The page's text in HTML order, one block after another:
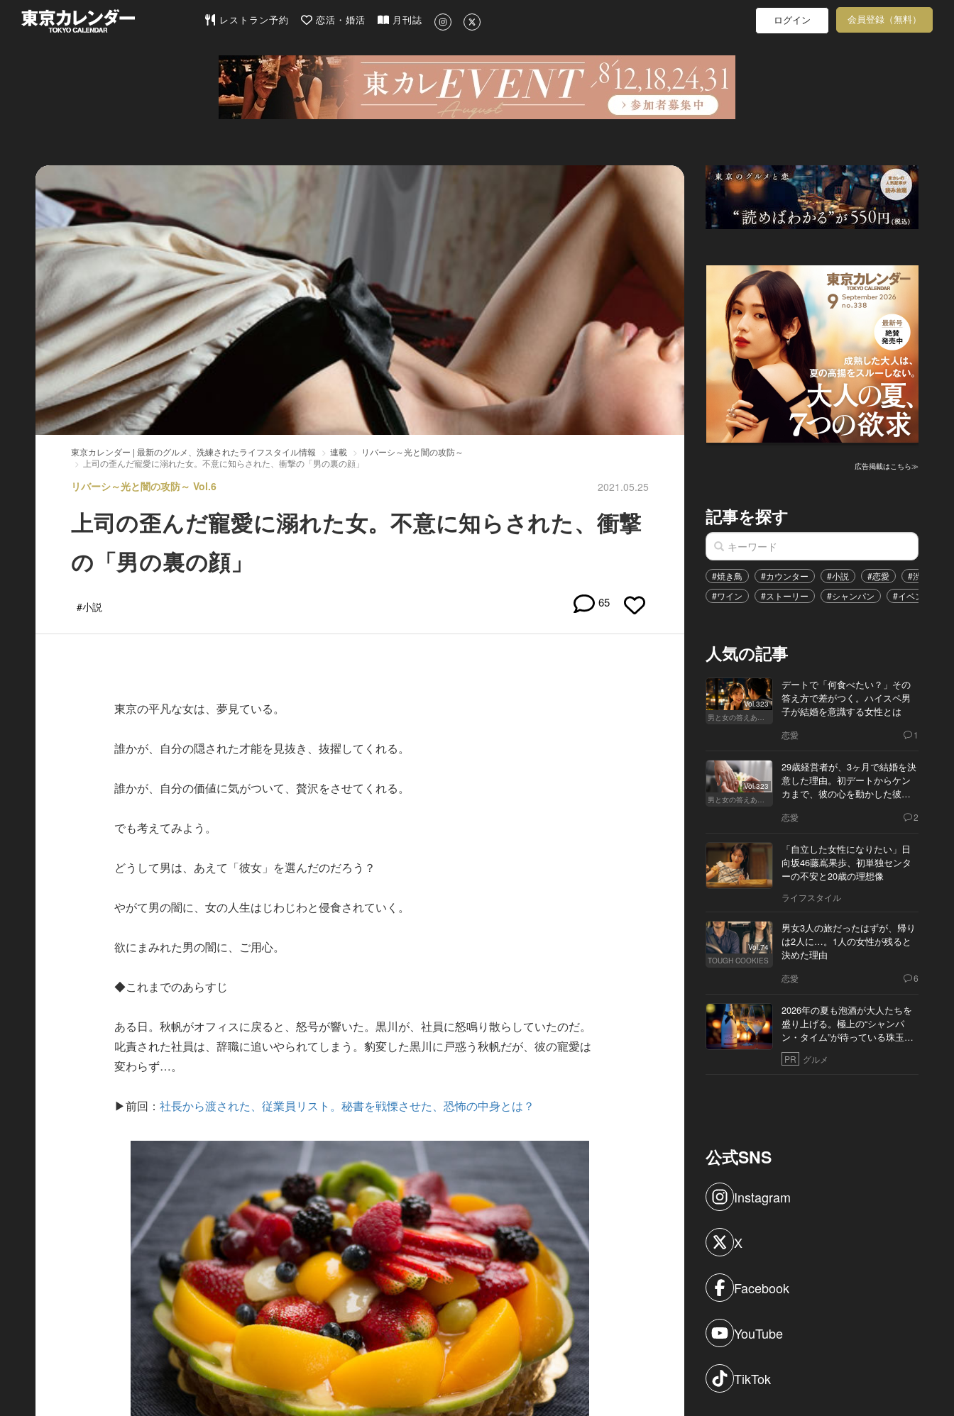
東京カレンダー | 最新のグルメ、洗練されたライフスタイル情報
レストラン予約 恋活・婚活 月刊誌 ログイン 会員登録（無料）
東京カレンダー | 最新のグルメ、洗練されたライフスタイル情報 連載
リバーシ～光と闇の攻防～
上司の歪んだ寵愛に溺れた女。不意に知らされた、衝撃の「男の裏の顔」
リバーシ～光と闇の攻防～ Vol.6 2021.05.25
上司の歪んだ寵愛に溺れた女。不意に知らされた、衝撃
の「男の裏の顔」
#小説 65
東京の平凡な女は、夢見ている。
誰かが、自分の隠された才能を見抜き、抜擢してくれる。
誰かが、自分の価値に気がついて、贅沢をさせてくれる。
でも考えてみよう。
どうして男は、あえて「彼女」を選んだのだろう？
やがて男の闇に、女の人生はじわじわと侵食されていく。
欲にまみれた男の闇に、ご用心。
◆これまでのあらすじ
ある日。秋帆がオフィスに戻ると、怒号が響いた。黒川が、社員に怒鳴り散らしていたのだ。
叱責された社員は、辞職に追いやられてしまう。豹変した黒川に戸惑う秋帆だが、彼の寵愛は
変わらず…。
▶前回：社長から渡された、従業員リスト。秘書を戦慄させた、恐怖の中身とは？
広告掲載はこちら≫
記事を探す
#焼き鳥 #カウンター #小説 #恋愛
#渋谷区
#ワイン
#ストーリー #シャンパン #イベント
人気の記事
Vol.323
男と女の答えあわせ【A】
デートで「何食べたい？」その
答え方で差がつく。ハイスペ男
子が結婚を意識する女性とは
恋愛 1
Vol.323
男と女の答えあわせ【Q】
29歳経営者が、3ヶ月で結婚を決
意した理由。初デートからケン
カまで、彼の心を動かした彼女
恋愛 2
「自立した女性になりたい」日
向坂46藤嶌果歩、初単独センタ
ーの不安と20歳の理想像
ライフスタイル
Vol.74
TOUGH COOKIES
男女3人の旅だったはずが、帰り
は2人に…。1人の女性が残ると
決めた理由
恋愛 6
2026年の夏も泡酒が大人たちを
盛り上げる。極上の“シャンパ
ン・タイム”が待っている珠玉の
10軒
PR グルメ
公式SNS
Instagram
X
Facebook
YouTube
TikTok